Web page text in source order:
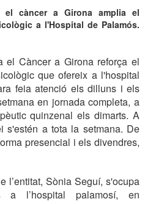
el càncer a Girona amplia el
a l'Hospital de Palamós.
el Càncer a Girona reforça el
que ofereix a l'hospital
feia atenció els dilluns i els
en jornada completa, a
quinzenal els dimarts. A
s'estén a tota la setmana. De
presencial i els divendres,
l’entitat, Sònia Seguí, s'ocupa
a l’hospital palamosí, en